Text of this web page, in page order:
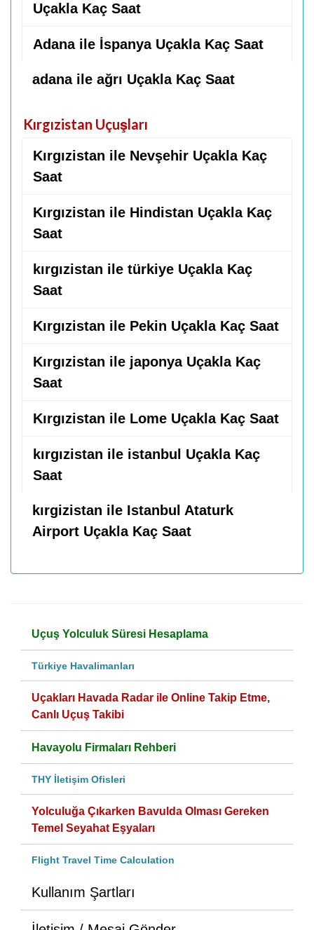
Uçakla Kaç Saat
Adana ile İspanya Uçakla Kaç Saat
adana ile ağrı Uçakla Kaç Saat
Kırgızistan Uçuşları
Kırgızistan ile Nevşehir Uçakla Kaç
Saat
Kırgızistan ile Hindistan Uçakla Kaç
Saat
kırgızistan ile türkiye Uçakla Kaç
Saat
Kırgızistan ile Pekin Uçakla Kaç Saat
Kırgızistan ile japonya Uçakla Kaç
Saat
Kırgızistan ile Lome Uçakla Kaç Saat
kırgızistan ile istanbul Uçakla Kaç
Saat
kırgizistan ile Istanbul Ataturk
Airport Uçakla Kaç Saat
Uçuş Yolculuk Süresi Hesaplama
Türkiye Havalimanları
Uçakları Havada Radar ile Online Takip Etme,
Canlı Uçuş Takibi
Havayolu Firmaları Rehberi
THY İletişim Ofisleri
Yolculuğa Çıkarken Bavulda Olması Gereken
Temel Seyahat Eşyaları
Flight Travel Time Calculation
Kullanım Şartları